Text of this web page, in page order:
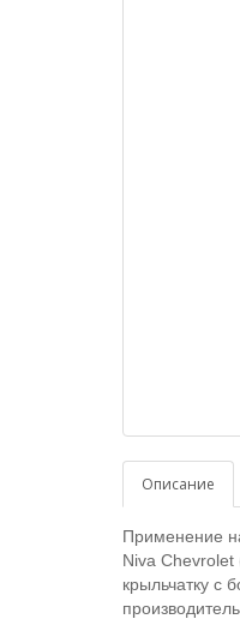
Описание
Применение
Niva Chevrolet
крыльчатку с